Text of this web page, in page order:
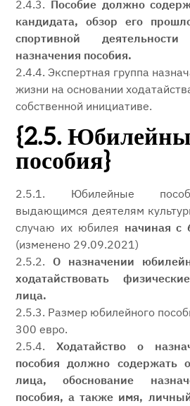
2.4.3. Пособие должно
кандидата, обзор его
спортивной
назначения пособия.
2.4.4. Экспертная группа
жизни на основании
собственной инициативе.
{2.5.
пособия}
2.5.1. Юбилейные
выдающимся деятелям
случаю их юбилея начиная с
(изменено 29.09.2021)
2.5.2. О назначении
ходатайствовать
лица.
2.5.3. Размер юбилейного
300 евро.
2.5.4. Ходатайство о
пособия должно содержать
лица, обоснование
пособия, а также имя,